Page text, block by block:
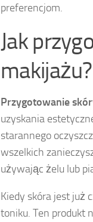
preferencjom.
Jak
makijażu?
Przygotowanie
uzyskania
starannego
wszelkich
używając żelu lub
Kiedy skóra jest już
toniku. Ten produkt